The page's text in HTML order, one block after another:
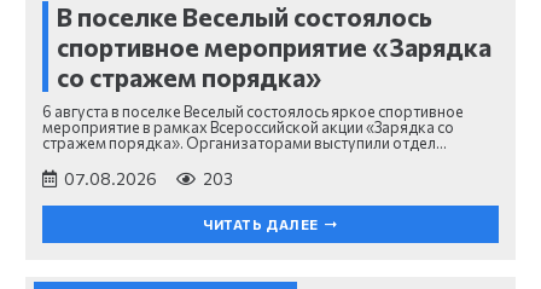
В поселке Веселый состоялось
спортивное мероприятие «Зарядка
со стражем порядка»
6 августа в поселке Веселый состоялось яркое спортивное
мероприятие в рамках Всероссийской акции «Зарядка со
стражем порядка». Организаторами выступили отдел…
07.08.2026 203
ЧИТАТЬ ДАЛЕЕ